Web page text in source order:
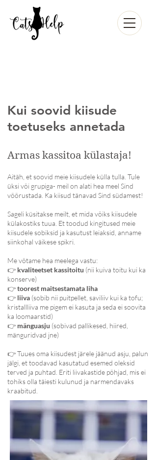
Kui soovid kiisude
toetuseks annetada
Armas kassitoa külastaja!
Aitäh, et soovid meie kiisudele külla tulla. Tule
üksi või grupiga- meil on alati hea meel Sind
võõrustada. Ka kiisud tänavad Sind südamest!
Sageli küsitakse meilt, et mida võiks kiisudele
külakostiks tuua. Et toodud kingitused meie
kiisudele sobiksid ja kasutust leiaksid, anname
siinkohal väikese spikri.
Me võtame hea meelega vastu:
👉 kvaliteetset kassitoitu (nii kuiva toitu kui ka
konserve)
👉toorest maitsestamata liha
👉 liiva (sobib nii puitpellet, saviliiv kui ka tofu;
kristallliiva me pigem ei kasuta ja seda ei soovita
ka loomaarstid)
👉 mänguasju (sobivad pallikesed, hiired,
mänguridvad jne)
👉 Tuues oma kiisudest järele jäänud asju, palun
jälgi, et toodavad kasutatud esemed oleksid
terved ja puhtad. Eriti liivakastide põhjad, mis ei
tohiks olla täiesti kulunud ja narmendavaks
kraabitud.